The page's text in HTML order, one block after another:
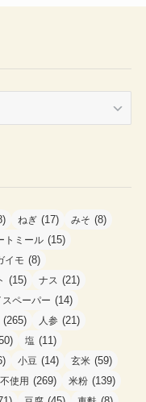
ねぎ (17) みそ (8)
トミール (15)
イモ (8)
(15) ナス (21)
スペーパー (14)
(265) 人参 (21)
塩 (11)
小豆 (14) 玄米 (59)
使用 (269) 米粉 (139)